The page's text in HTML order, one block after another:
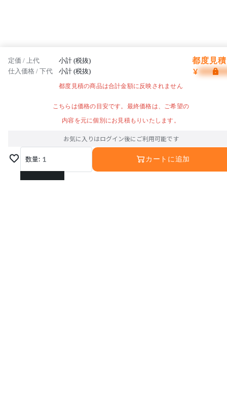
定価 / 上代 小計 (税抜) 都度見
仕入価格 / 下代 小計 (税抜) ¥
都度見積の商品は合計金額に反映されません
こちらは価格の目安です。最終価格は、ご希望の
内容を元に個別にお見積もりいたします。
お気に入りはログイン後にご利用可能です
数量: 1
1
カートに追加